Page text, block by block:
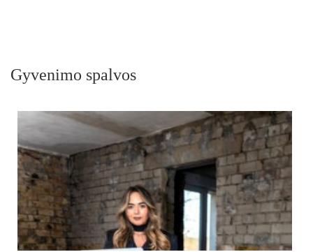
Gyvenimo spalvos